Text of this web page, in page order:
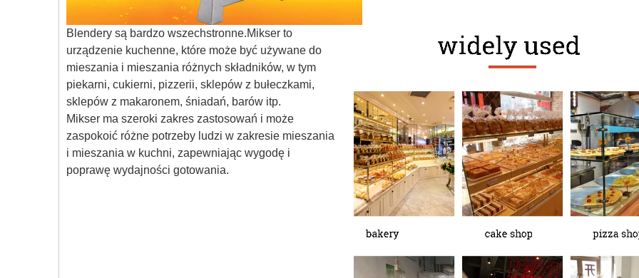
Blendery są bardzo wszechstronne.Mikser to
urządzenie kuchenne, które może być używane do
mieszania i mieszania różnych składników, w tym
piekarni, cukierni, pizzerii, sklepów z bułeczkami,
sklepów z makaronem, śniadań, barów itp.
Mikser ma szeroki zakres zastosowań i może
zaspokoić różne potrzeby ludzi w zakresie mieszania
i mieszania w kuchni, zapewniając wygodę i
poprawę wydajności gotowania.